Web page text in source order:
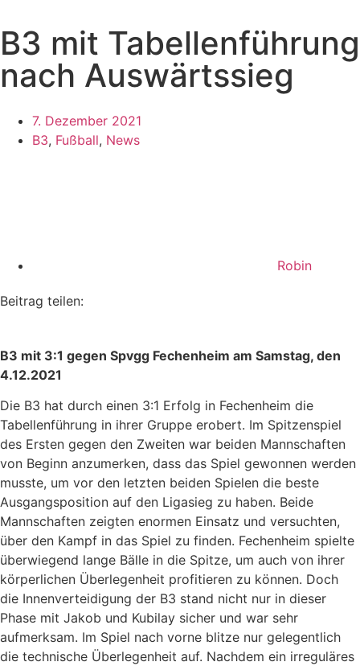
B3 mit Tabellenführung
nach Auswärtssieg
7. Dezember 2021
B3, Fußball, News
Robin
Beitrag teilen:
B3 mit 3:1 gegen Spvgg Fechenheim am Samstag, den
4.12.2021
Die B3 hat durch einen 3:1 Erfolg in Fechenheim die
Tabellenführung in ihrer Gruppe erobert. Im Spitzenspiel
des Ersten gegen den Zweiten war beiden Mannschaften
von Beginn anzumerken, dass das Spiel gewonnen werden
musste, um vor den letzten beiden Spielen die beste
Ausgangsposition auf den Ligasieg zu haben. Beide
Mannschaften zeigten enormen Einsatz und versuchten,
über den Kampf in das Spiel zu finden. Fechenheim spielte
überwiegend lange Bälle in die Spitze, um auch von ihrer
körperlichen Überlegenheit profitieren zu können. Doch
die Innenverteidigung der B3 stand nicht nur in dieser
Phase mit Jakob und Kubilay sicher und war sehr
aufmerksam. Im Spiel nach vorne blitze nur gelegentlich
die technische Überlegenheit auf. Nachdem ein irreguläres